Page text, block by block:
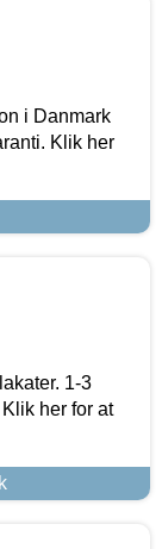
i Danmark
Klik her
1-3
her for at